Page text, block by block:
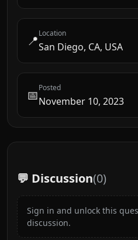
📍Location
San Diego, CA, USA
📅Posted
November 10, 2023
💬 Discussion(0)
Sign in and unlock this
discussion.